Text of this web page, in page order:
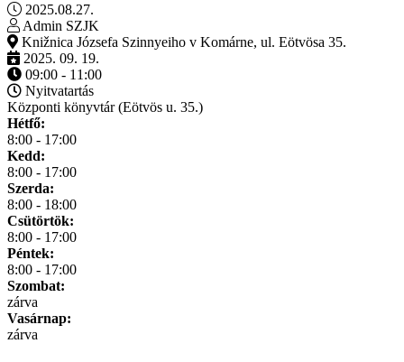
2025.08.27.
Admin SZJK
Knižnica Józsefa Szinnyeiho v Komárne, ul. Eötvösa 35.
2025. 09. 19.
09:00 - 11:00
Nyitvatartás
Központi könyvtár (Eötvös u. 35.)
Hétfő:
8:00 - 17:00
Kedd:
8:00 - 17:00
Szerda:
8:00 - 18:00
Csütörtök:
8:00 - 17:00
Péntek:
8:00 - 17:00
Szombat:
zárva
Vasárnap:
zárva